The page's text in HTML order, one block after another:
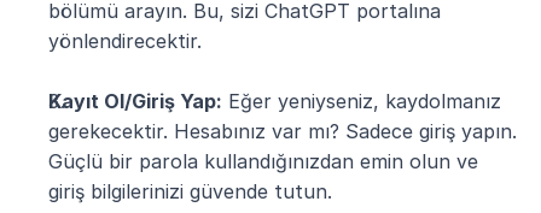
bölümü arayın. Bu, sizi ChatGPT portalına
yönlendirecektir.
Kayıt Ol/Giriş Yap: Eğer yeniyseniz, kaydolmanız
gerekecektir. Hesabınız var mı? Sadece giriş yapın.
Güçlü bir parola kullandığınızdan emin olun ve
giriş bilgilerinizi güvende tutun.